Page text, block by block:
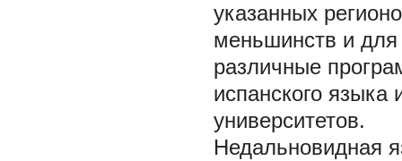
указанных
меньшинств и для
различные
испанского
университетов.
Недальновидная